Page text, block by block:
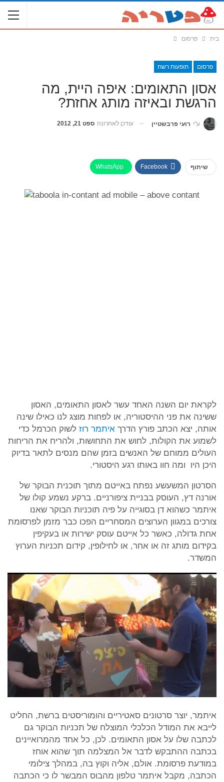
בית פרסום
פרסום תופעות רשת
אסון התאומים: איפה היית, מה
הרגשת ובאיזה מותג אחזת?
ע"י רועי פרבשטיין עודכן לאחרונה ספט 21, 2012
שיתוף Facebook
WhatsApp
לקראת יום השנה האחד עשר לאסון התאומים, האסון
ששינה את פני ההיסטוריה, או לפחות מוצג לנו כאילו שינה
אותה, יצא הכתב פורץ הדרך איתמר רוז לשוק הכרמל כדי
לשמוע את הקולות, לחוש את התחושות, ולהריח את הריחות
העולים ממוחם של האנשים בזמן שהם מנסים לתאר בדיוק
היכן היו ומה חוו באותו רגע היסטורי.
הסרטון המשעשע נפתח באייטם מתוך תוכנית הבוקר של
אורנה דץ, העוסק בבניית ציפורניים. ברקע נשמע קולו של
איתמר כשהוא דן בסוגייה על פיה תוכניות הבוקר שאנו
צורכים במגוון הערוצים המסחריים הפכו כבר מזמן לפרסומת
אחת גדולה, כאשר כל אייטם עוסק ישירות או בעקיפין
בקידום מותג זה או אחר, או לחילופין, קידום תכניות הערוץ
המשדר.
איתמר, יוצר סרטונים סאטיריים והומוריסטים ברשת, החליט
לייבא את המודל הכלכלי המוצלח של תכניות הבוקר גם
לכתבה שלו על אסון התאומים. לכן, כל אחד מהמרואיינים
בכתבה ההתבקש לדבר אל המצלמה תוך שהוא אוחז
במודעת פרסומת. אולם, אליה וקוץ בה, במהלך צילומי
הכתבה, מקבל איתמר טלפון מהבוס המבשר לו כי הכתבה